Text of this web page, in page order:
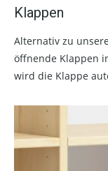
Klappen
Alternativ zu
öffnende Klappen
wird die Klappe